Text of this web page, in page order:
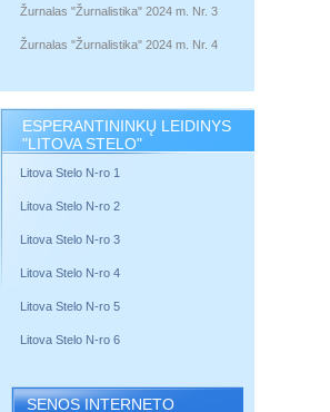
Žurnalas "Žurnalistika" 2024 m. Nr. 3
Žurnalas "Žurnalistika" 2024 m. Nr. 4
ESPERANTININKŲ LEIDINYS
"LITOVA STELO"
Litova Stelo N-ro 1
Litova Stelo N-ro 2
Litova Stelo N-ro 3
Litova Stelo N-ro 4
Litova Stelo N-ro 5
Litova Stelo N-ro 6
SENOS INTERNETO